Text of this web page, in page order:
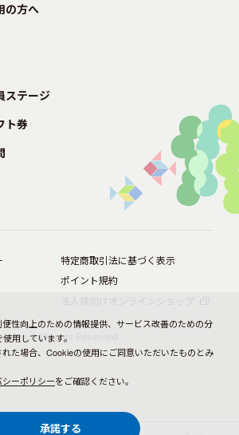
の方へ
ステージ
ト券
特定商取引法に基づく表示
ポイント規約
All Rights Reserved.
性向上のための情報提供、サービス改善のための分
用しています。
た場合、Cookieの使用にご同意いただいたものとみ
ーポリシーをご確認ください。
承諾する